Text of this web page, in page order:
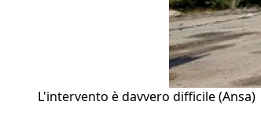
L'intervento è davvero difficile (Ansa)